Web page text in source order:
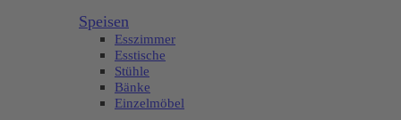
Speisen
Esszimmer
Esstische
Stühle
Bänke
Einzelmöbel